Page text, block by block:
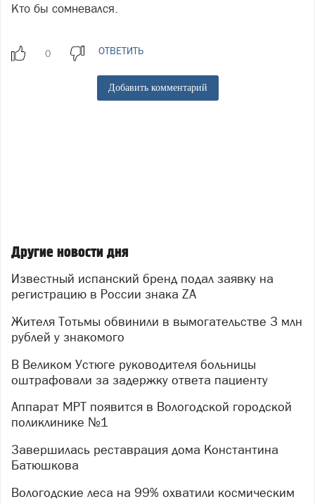
Кто бы сомневался.
ОТВЕТИТЬ
Добавить комментарий
Другие новости дня
Известный испанский бренд подал заявку на
регистрацию в России знака ZA
Жителя Тотьмы обвинили в вымогательстве 3 млн
рублей у знакомого
В Великом Устюге руководителя больницы
оштрафовали за задержку ответа пациенту
Аппарат МРТ появится в Вологодской городской
поликлинике №1
Завершилась реставрация дома Константина
Батюшкова
Вологодские леса на 99% охватили космическим